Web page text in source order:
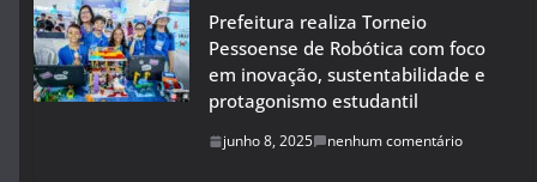
Prefeitura realiza Torneio
Pessoense de Robótica com foco
em inovação, sustentabilidade e
protagonismo estudantil
junho 8, 2025 nenhum comentário